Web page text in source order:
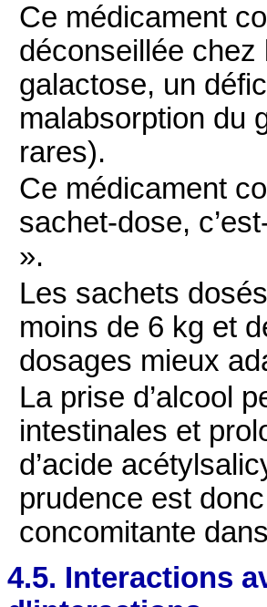
Ce médicament
déconseillée
galactose, un
malabsorption du
rares).
Ce médicament
sachet-dose,
».
Les sachets
moins de 6 kg et
dosages mieux
La prise d’alcool
intestinales et
d’acide
prudence est
concomitante
4.5. Interactions